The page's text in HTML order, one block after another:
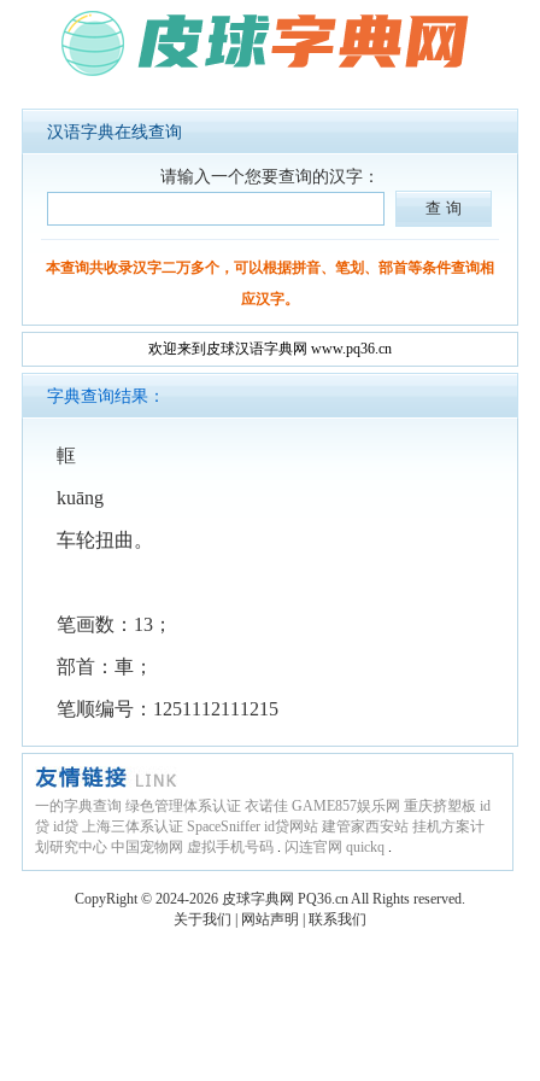
汉语字典在线查询
请输入一个您要查询的汉字：
本查询共收录汉字二万多个，可以根据拼音、笔划、部首等条件查询相
应汉字。
欢迎来到皮球汉语字典网 www.pq36.cn
字典查询结果：
軭
kuāng
车轮扭曲。
笔画数：13；
部首：車；
笔顺编号：1251112111215
一的字典查询 绿色管理体系认证 衣诺佳 GAME857娱乐网 重庆挤塑板 id
贷 id贷 上海三体系认证 SpaceSniffer id贷网站 建管家西安站 挂机方案计
划研究中心 中国宠物网 虚拟手机号码 . 闪连官网 quickq .
CopyRight © 2024-2026 皮球字典网 PQ36.cnAll Rights reserved.
关于我们
网站声明 联系我们